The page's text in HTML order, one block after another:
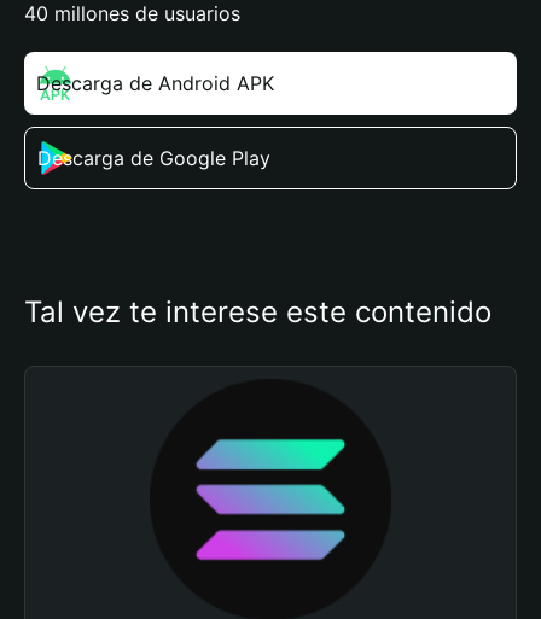
40 millones de usuarios
Descarga de Android APK
Descarga de Google Play
Tal vez te interese este contenido